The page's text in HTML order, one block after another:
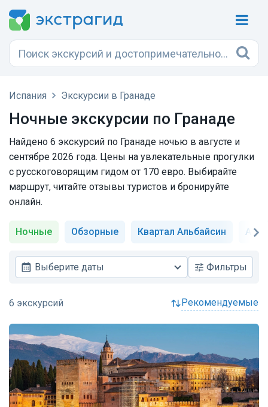
Испания Экскурсии в Гранаде
Ночные экскурсии по Гранаде
Найдено 6 экскурсий по Гранаде ночью в августе и
сентябре 2026 года. Цены на увлекательные прогулки
с русскоговорящим гидом от 170 евро. Выбирайте
маршрут, читайте отзывы туристов и бронируйте
онлайн.
Ночные Обзорные Квартал Альбайсин
Выберите даты Фильтры
рекомендуемые